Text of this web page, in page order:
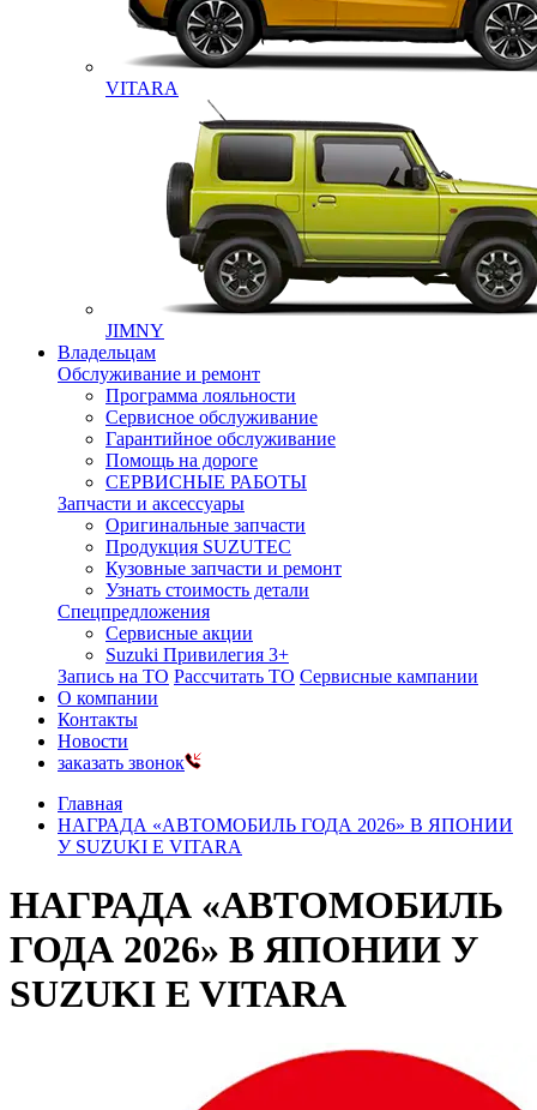
VITARA
JIMNY
Владельцам
Обслуживание и ремонт
Программа лояльности
Сервисное обслуживание
Гарантийное обслуживание
Помощь на дороге
СЕРВИСНЫЕ РАБОТЫ
Запчасти и аксессуары
Оригинальные запчасти
Продукция SUZUTEC
Кузовные запчасти и ремонт
Узнать стоимость детали
Спецпредложения
Сервисные акции
Suzuki Привилегия 3+
Запись на ТО Рассчитать ТО Сервисные кампании
О компании
Контакты
Новости
заказать звонок
Главная
НАГРАДА «АВТОМОБИЛЬ ГОДА 2026» В ЯПОНИИ
У SUZUKI E VITARA
НАГРАДА «АВТОМОБИЛЬ
ГОДА 2026» В ЯПОНИИ У
SUZUKI E VITARA